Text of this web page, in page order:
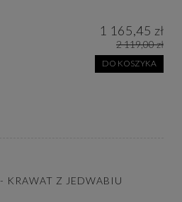
1 165,45 zł
2 119,00 zł
DO KOSZYKA
KRAWAT Z JEDWABIU